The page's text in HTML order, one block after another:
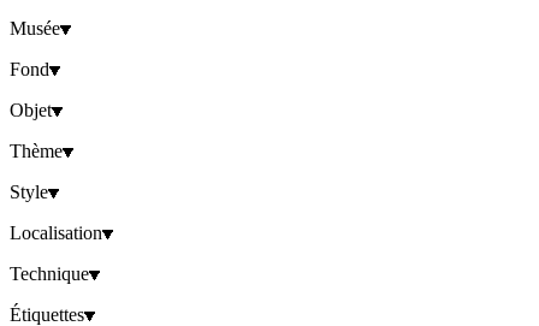
Musée
Fond
Objet
Thème
Style
Localisation
Technique
Étiquettes